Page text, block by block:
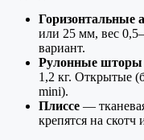
или 25 мм, вес
вариант.
Рулонные шторы
1,2 кг. Открытые
mini).
Плиссе —
крепятся на